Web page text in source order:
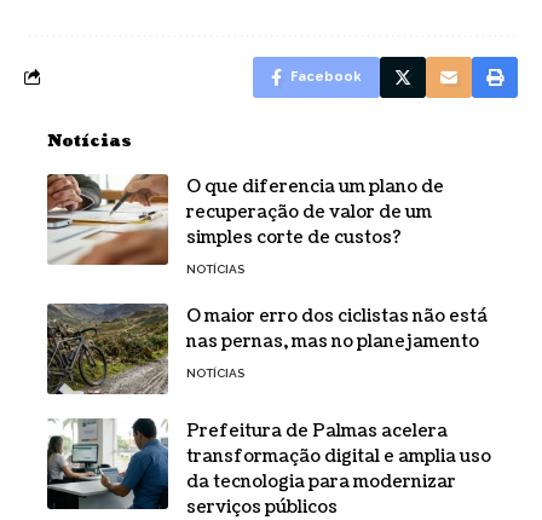
Facebook
Notícias
O que diferencia um plano de
recuperação de valor de um
simples corte de custos?
NOTÍCIAS
O maior erro dos ciclistas não está
nas pernas, mas no planejamento
NOTÍCIAS
Prefeitura de Palmas acelera
transformação digital e amplia uso
da tecnologia para modernizar
serviços públicos